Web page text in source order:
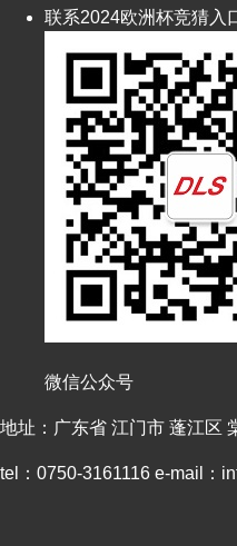
联系2024欧洲杯竞猜入
微信公众号
地址：广东省 江门市 蓬江区
tel：0750-3161116 e-mail：